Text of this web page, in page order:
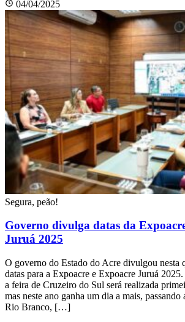
04/04/2025
Segura, peão!
Governo divulga datas da
Juruá 2025
O governo do Estado do Acre divulgou nesta
datas para a Expoacre e Expoacre Juruá
a feira de Cruzeiro do Sul será realizada
mas neste ano ganha um dia a mais, passando
Rio Branco, […]